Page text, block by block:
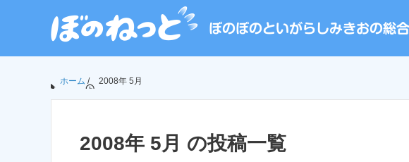
ホーム / 2008年 5月
2008年 5月 の投稿一覧